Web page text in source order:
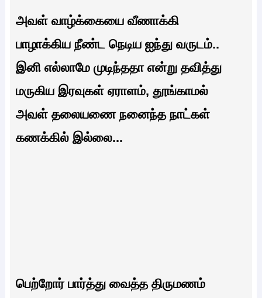
அவள் வாழ்க்கையை வீணாக்கி
பாழாக்கிய நீண்ட நெடிய ஐந்து வருடம்..
இனி எல்லாமே முடிந்ததா என்று தவித்து
மருகிய இரவுகள் ஏராளம், தூங்காமல்
அவள் தலையணை நனைந்த நாட்கள்
கணக்கில் இல்லை...
பெற்றோர் பார்த்து வைத்த திருமணம்